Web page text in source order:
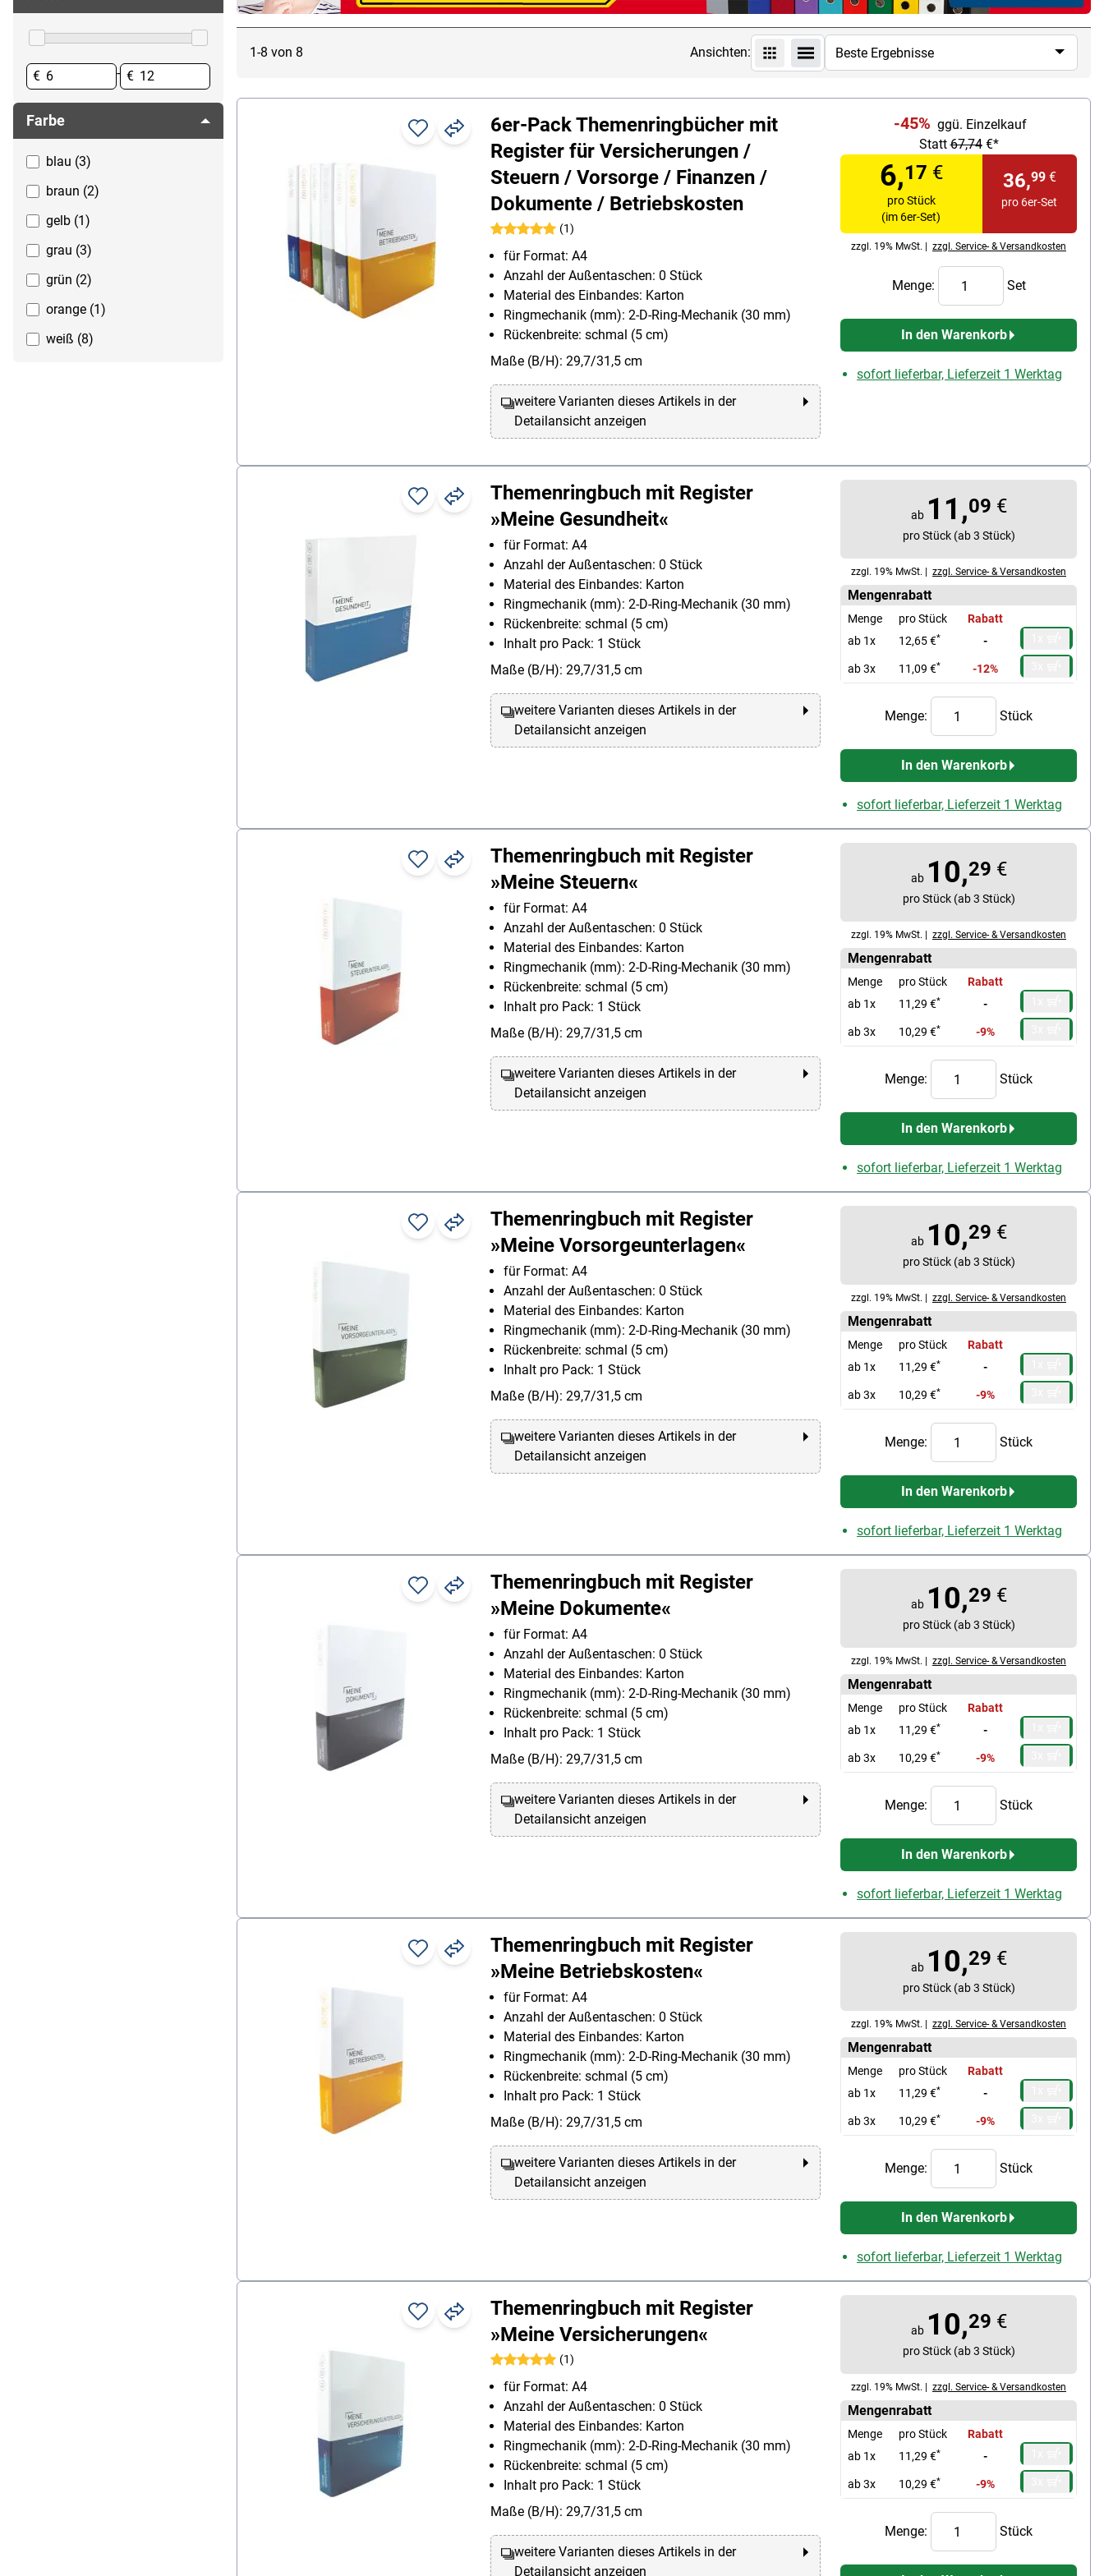
Mappen
Register & Trennblätter
Ringbücher & Ringmappen
Schreibtischzubehör
Niederhalter
Ordner Kontoauszüge
Ordnerrücken
Ordnerrückenschilder
Spezialformat-Ordner
€ - €
Farbe
blau (3)
braun (2)
gelb (1)
grau (3)
grün (2)
orange (1)
weiß (8)
1-8 von 8 Ansichten:
6er-Pack Themenringbücher mit
Register für Versicherungen /
Steuern / Vorsorge / Finanzen /
Dokumente / Betriebskosten
(1)
für Format: A4
Anzahl der Außentaschen: 0 Stück
Material des Einbandes: Karton
Ringmechanik (mm): 2-D-Ring-Mechanik (30 mm)
Rückenbreite: schmal (5 cm)
Maße (B/H): 29,7/31,5 cm
weitere Varianten dieses Artikels in der
Detailansicht anzeigen
-45% ggü. Einzelkauf
Statt67,74€*
6,17 €
pro Stück
(im 6er-Set)
36,99 €
pro 6er-Set
zzgl. 19% MwSt. | zzgl. Service- & Versandkosten
Menge: Set
In den Warenkorb
sofort lieferbar, Lieferzeit 1 Werktag
Themenringbuch mit Register
»Meine Gesundheit«
für Format: A4
Anzahl der Außentaschen: 0 Stück
Material des Einbandes: Karton
Ringmechanik (mm): 2-D-Ring-Mechanik (30 mm)
Rückenbreite: schmal (5 cm)
Inhalt pro Pack: 1 Stück
Maße (B/H): 29,7/31,5 cm
weitere Varianten dieses Artikels in der
Detailansicht anzeigen
ab 11,09 €
pro Stück (ab 3 Stück)
zzgl. 19% MwSt. | zzgl. Service- & Versandkosten
Mengenrabatt
Menge pro Stück
Rabatt
ab 1x
12,65 €* -
ab 3x 11,09 €* -12%
Menge: Stück
In den Warenkorb
sofort lieferbar, Lieferzeit 1 Werktag
Themenringbuch mit Register
»Meine Steuern«
für Format: A4
Anzahl der Außentaschen: 0 Stück
Material des Einbandes: Karton
Ringmechanik (mm): 2-D-Ring-Mechanik (30 mm)
Rückenbreite: schmal (5 cm)
Inhalt pro Pack: 1 Stück
Maße (B/H): 29,7/31,5 cm
weitere Varianten dieses Artikels in der
Detailansicht anzeigen
ab 10,29 €
pro Stück (ab 3 Stück)
zzgl. 19% MwSt. | zzgl. Service- & Versandkosten
Mengenrabatt
Menge pro Stück
Rabatt
ab 1x
11,29 €* -
ab 3x 10,29 €* -9%
Menge: Stück
In den Warenkorb
sofort lieferbar, Lieferzeit 1 Werktag
Themenringbuch mit Register
»Meine Vorsorgeunterlagen«
für Format: A4
Anzahl der Außentaschen: 0 Stück
Material des Einbandes: Karton
Ringmechanik (mm): 2-D-Ring-Mechanik (30 mm)
Rückenbreite: schmal (5 cm)
Inhalt pro Pack: 1 Stück
Maße (B/H): 29,7/31,5 cm
weitere Varianten dieses Artikels in der
Detailansicht anzeigen
ab 10,29 €
pro Stück (ab 3 Stück)
zzgl. 19% MwSt. | zzgl. Service- & Versandkosten
Mengenrabatt
Menge pro Stück
Rabatt
ab 1x
11,29 €* -
ab 3x 10,29 €* -9%
Menge: Stück
In den Warenkorb
sofort lieferbar, Lieferzeit 1 Werktag
Themenringbuch mit Register
»Meine Dokumente«
für Format: A4
Anzahl der Außentaschen: 0 Stück
Material des Einbandes: Karton
Ringmechanik (mm): 2-D-Ring-Mechanik (30 mm)
Rückenbreite: schmal (5 cm)
Inhalt pro Pack: 1 Stück
Maße (B/H): 29,7/31,5 cm
weitere Varianten dieses Artikels in der
Detailansicht anzeigen
ab 10,29 €
pro Stück (ab 3 Stück)
zzgl. 19% MwSt. | zzgl. Service- & Versandkosten
Mengenrabatt
Menge pro Stück
Rabatt
ab 1x
11,29 €* -
ab 3x 10,29 €* -9%
Menge: Stück
In den Warenkorb
sofort lieferbar, Lieferzeit 1 Werktag
Themenringbuch mit Register
»Meine Betriebskosten«
für Format: A4
Anzahl der Außentaschen: 0 Stück
Material des Einbandes: Karton
Ringmechanik (mm): 2-D-Ring-Mechanik (30 mm)
Rückenbreite: schmal (5 cm)
Inhalt pro Pack: 1 Stück
Maße (B/H): 29,7/31,5 cm
weitere Varianten dieses Artikels in der
Detailansicht anzeigen
ab 10,29 €
pro Stück (ab 3 Stück)
zzgl. 19% MwSt. | zzgl. Service- & Versandkosten
Mengenrabatt
Menge pro Stück
Rabatt
ab 1x
11,29 €* -
ab 3x 10,29 €* -9%
Menge: Stück
In den Warenkorb
sofort lieferbar, Lieferzeit 1 Werktag
Themenringbuch mit Register
»Meine Versicherungen«
(1)
für Format: A4
Anzahl der Außentaschen: 0 Stück
Material des Einbandes: Karton
Ringmechanik (mm): 2-D-Ring-Mechanik (30 mm)
Rückenbreite: schmal (5 cm)
Inhalt pro Pack: 1 Stück
Maße (B/H): 29,7/31,5 cm
weitere Varianten dieses Artikels in der
Detailansicht anzeigen
ab 10,29 €
pro Stück (ab 3 Stück)
zzgl. 19% MwSt. | zzgl. Service- & Versandkosten
Mengenrabatt
Menge pro Stück
Rabatt
ab 1x
11,29 €* -
ab 3x 10,29 €* -9%
Menge: Stück